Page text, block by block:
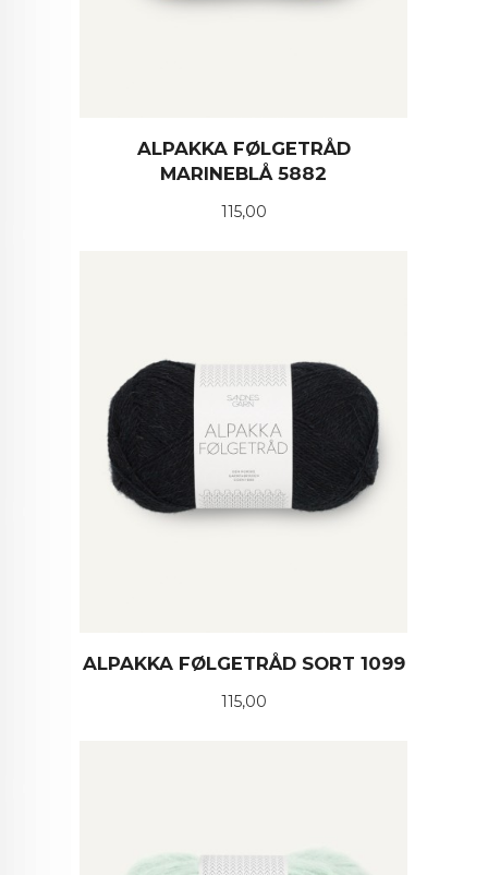
ALPAKKA FØLGETRÅD
MARINEBLÅ 5882
Pris
115,00
ALPAKKA FØLGETRÅD SORT 1099
Pris
115,00